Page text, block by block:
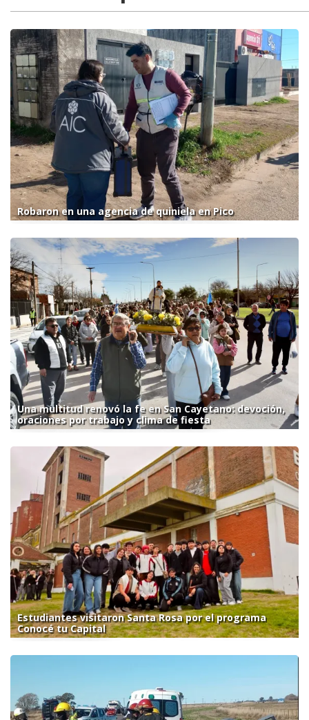
Robaron en una agencia de quiniela en Pico
Una multitud renovó la fe en San Cayetano: devoción,
oraciones por trabajo y clima de fiesta
Estudiantes visitaron Santa Rosa por el programa
Conocé tu Capital